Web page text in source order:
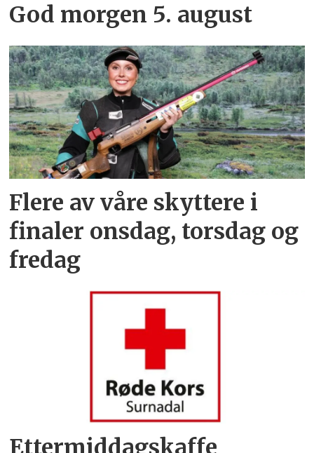
God morgen 5. august
Flere av våre skyttere i
finaler onsdag, torsdag og
fredag